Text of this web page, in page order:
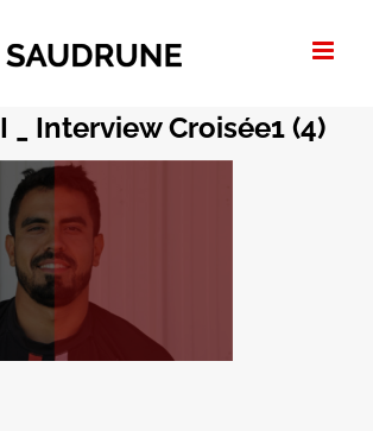
_ Interview Croisée1 (4)